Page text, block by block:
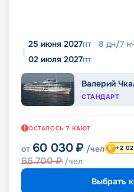
25 июня 2027пт 8 дн/7
02 июля 2027пт
Валерий
СТАНДАРТ
ОСТАЛОСЬ 7 КАЮТ
от 60 030 ₽ /чел
66 700₽ /чел
+2
Выбрать